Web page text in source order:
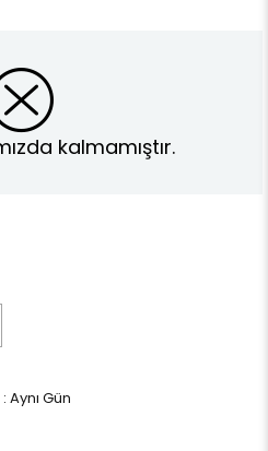
kalmamıştır.
: Aynı Gün